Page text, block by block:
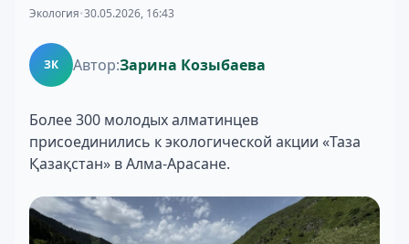
Экология•30.05.2026, 16:43
ЗК Автор:Зарина Козыбаева
Более 300 молодых алматинцев
присоединились к экологической акции «Таза
Қазақстан» в Алма-Арасане.